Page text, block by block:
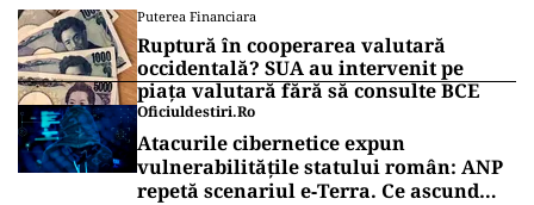
Puterea Financiara
Ruptură în cooperarea valutară
occidentală? SUA au intervenit pe
piața valutară fără să consulte BCE
Oficiuldestiri.ro
Atacurile cibernetice expun
vulnerabilitățile statului român: ANP
repetă scenariul e‑Terra. Ce ascund